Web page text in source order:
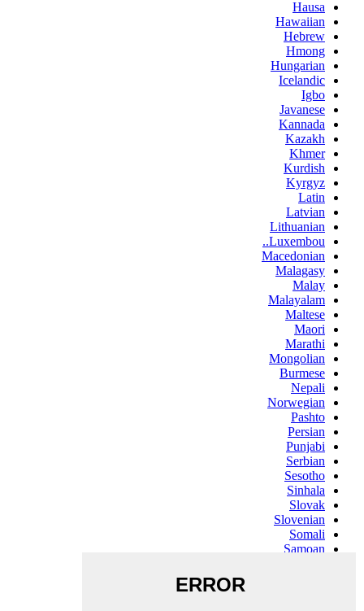
Hausa
Hawaiian
Hebrew
Hmong
Hungarian
Icelandic
Igbo
Javanese
Kannada
Kazakh
Khmer
Kurdish
Kyrgyz
Latin
Latvian
Lithuanian
Luxembou..
Macedonian
Malagasy
Malay
Malayalam
Maltese
Maori
Marathi
Mongolian
Burmese
Nepali
Norwegian
Pashto
Persian
Punjabi
Serbian
Sesotho
Sinhala
Slovak
Slovenian
Somali
Samoan